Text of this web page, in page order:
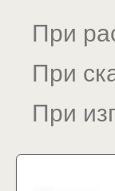
При
При
При